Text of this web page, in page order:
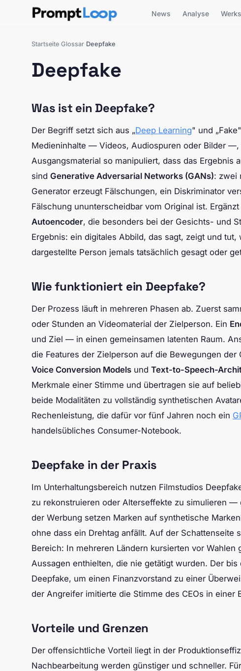
News Analyse
Startseite Glossar Deepfake
Deepfake
Was ist ein Deepfake?
Der Begriff setzt sich aus „Deep Learning" und
Medieninhalte — Videos, Audiospuren oder Bilder —,
Ausgangsmaterial so manipuliert, dass das
sind Generative Adversarial Networks (GANs): zwei
Generator erzeugt Fälschungen, ein Diskriminator
Fälschung ununterscheidbar vom Original ist.
Autoencoder, die besonders bei der Gesichts- und
Ergebnis: ein digitales Abbild, das sagt, zeigt und
dargestellte Person jemals tatsächlich gesagt oder
Wie funktioniert ein Deepfake?
Der Prozess läuft in mehreren Phasen ab. Zuerst
oder Stunden an Videomaterial der Zielperson. Ein
und Ziel — in einen gemeinsamen latenten Raum.
die Features der Zielperson auf die Bewegungen
Voice Conversion Models und Text-to-Speech-
Merkmale einer Stimme und übertragen sie auf
beide Modalitäten zu vollständig synthetischen
Rechenleistung, die dafür vor fünf Jahren noch ein
handelsübliches Consumer-Notebook.
Deepfake in der Praxis
Im Unterhaltungsbereich nutzen Filmstudios
zu rekonstruieren oder Alterseffekte zu simulieren
der Werbung setzen Marken auf synthetische
ohne dass ein Drehtag anfällt. Auf der Schattenseite
Bereich: In mehreren Ländern kursierten vor
Aussagen enthielten, die nie getätigt wurden. Der
Deepfake, um einen Finanzvorstand zu einer
der Angreifer imitierte die Stimme des CEOs in einer
Vorteile und Grenzen
Der offensichtliche Vorteil liegt in der
Nachbearbeitung werden günstiger und schneller.